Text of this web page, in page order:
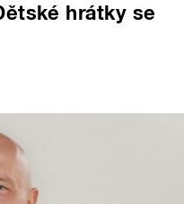
hrátky se